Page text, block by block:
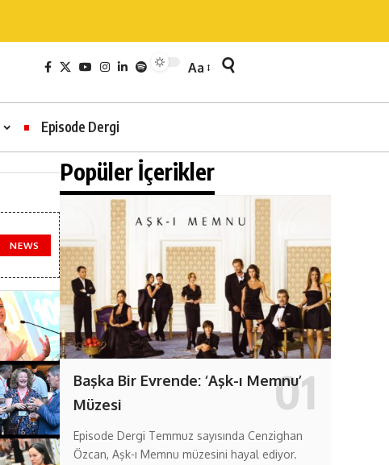
Aa
Episode Dergi
NEWS
Popüler İçerikler
Başka Bir Evrende: ‘Aşk-ı Memnu’
Müzesi
Episode Dergi Temmuz sayısında Cenzighan
Özcan, Aşk-ı Memnu müzesini hayal ediyor.